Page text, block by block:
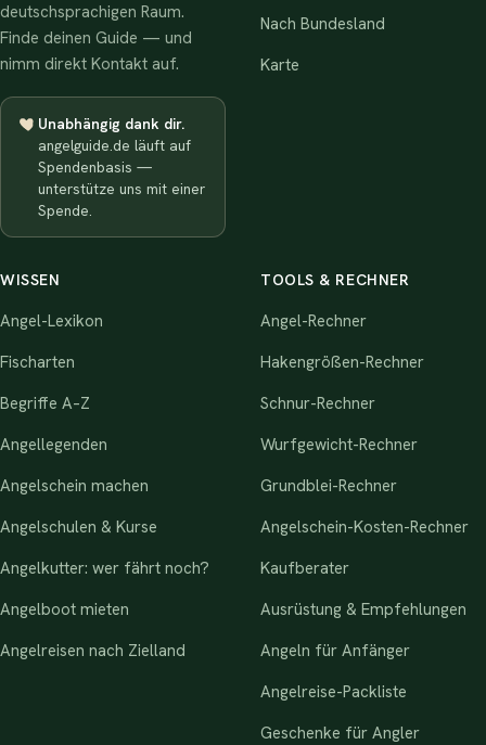
deutschsprachigen Raum.
Finde deinen Guide — und
nimm direkt Kontakt auf.
Unabhängig dank dir.
angelguide.de läuft auf
Spendenbasis —
unterstütze uns mit einer
Spende.
Nach Bundesland
Karte
WISSEN
Angel-Lexikon
Fischarten
Begriffe A–Z
Angellegenden
Angelschein machen
Angelschulen & Kurse
Angelkutter: wer fährt noch?
Angelboot mieten
Angelreisen nach Zielland
TOOLS & RECHNER
Angel-Rechner
Hakengrößen-Rechner
Schnur-Rechner
Wurfgewicht-Rechner
Grundblei-Rechner
Angelschein-Kosten-Rechner
Kaufberater
Ausrüstung & Empfehlungen
Angeln für Anfänger
Angelreise-Packliste
Geschenke für Angler